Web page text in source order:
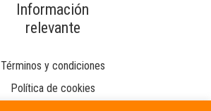
Información
relevante
Términos y condiciones
Política de cookies